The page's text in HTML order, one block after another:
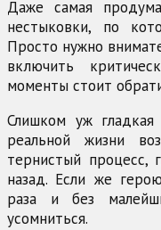
Даже самая
нестыковки, по
Просто нужно
включить
моменты стоит
Слишком уж
реальной жизни
тернистый процесс,
назад. Если же
раза и без
усомниться.